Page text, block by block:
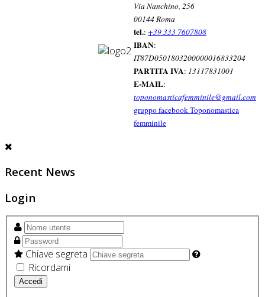
Via Nanchino, 256
00144 Roma
tel.: +39 333 7607808
IBAN:
IT87D0501803200000016833204
PARTITA IVA: 13117831001
E-MAIL:
toponomasticafemminile@gmail.com
gruppo facebook Toponomastica
femminile
Recent News
Login
Chiave segreta
Ricordami